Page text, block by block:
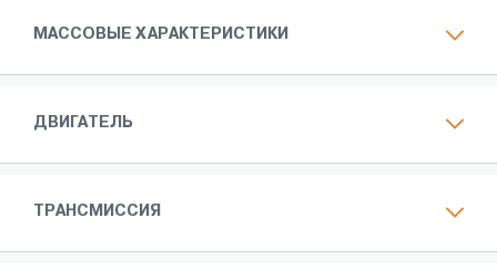
МАССОВЫЕ ХАРАКТЕРИСТИКИ
ДВИГАТЕЛЬ
ТРАНСМИССИЯ